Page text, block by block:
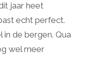
jaar heet
echt perfect.
de bergen. Qua
wel meer